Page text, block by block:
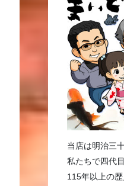
当店は明治三
私たちで四代
115年以上の歴